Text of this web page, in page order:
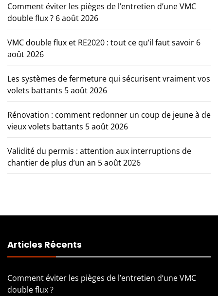
Comment éviter les pièges de l’entretien d’une VMC
double flux ? 6 août 2026
VMC double flux et RE2020 : tout ce qu’il faut savoir 6
août 2026
Les systèmes de fermeture qui sécurisent vraiment vos
volets battants 5 août 2026
Rénovation : comment redonner un coup de jeune à de
vieux volets battants 5 août 2026
Validité du permis : attention aux interruptions de
chantier de plus d’un an 5 août 2026
Articles Récents
Comment éviter les pièges de l’entretien d’une VMC
double flux ?